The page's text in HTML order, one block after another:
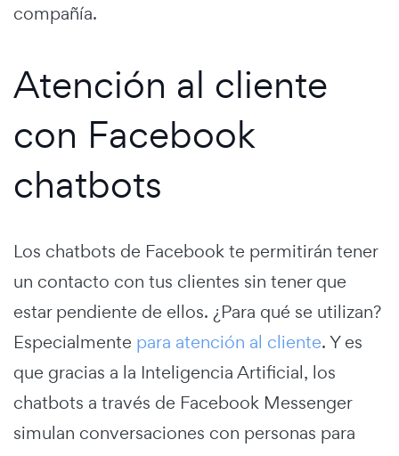
compañía.
Atención al cliente
con Facebook
chatbots
Los chatbots de Facebook te permitirán tener
un contacto con tus clientes sin tener que
estar pendiente de ellos. ¿Para qué se utilizan?
Especialmente para atención al cliente. Y es
que gracias a la Inteligencia Artificial, los
chatbots a través de Facebook Messenger
simulan conversaciones con personas para